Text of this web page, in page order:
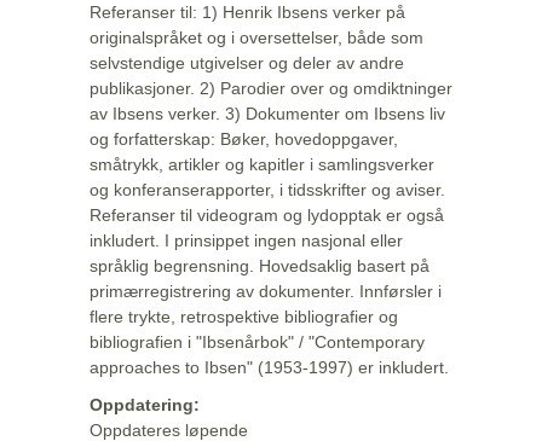
Referanser til: 1) Henrik Ibsens verker på
originalspråket og i oversettelser, både som
selvstendige utgivelser og deler av andre
publikasjoner. 2) Parodier over og omdiktninger
av Ibsens verker. 3) Dokumenter om Ibsens liv
og forfatterskap: Bøker, hovedoppgaver,
småtrykk, artikler og kapitler i samlingsverker
og konferanserapporter, i tidsskrifter og aviser.
Referanser til videogram og lydopptak er også
inkludert. I prinsippet ingen nasjonal eller
språklig begrensning. Hovedsaklig basert på
primærregistrering av dokumenter. Innførsler i
flere trykte, retrospektive bibliografier og
bibliografien i "Ibsenårbok" / "Contemporary
approaches to Ibsen" (1953-1997) er inkludert.
Oppdatering:
Oppdateres løpende